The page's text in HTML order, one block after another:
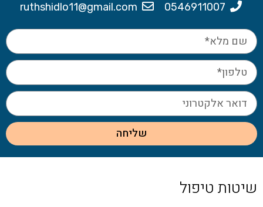
0546911007
ruthshidlo11@gmail.com
שליחה
שיטות טיפול